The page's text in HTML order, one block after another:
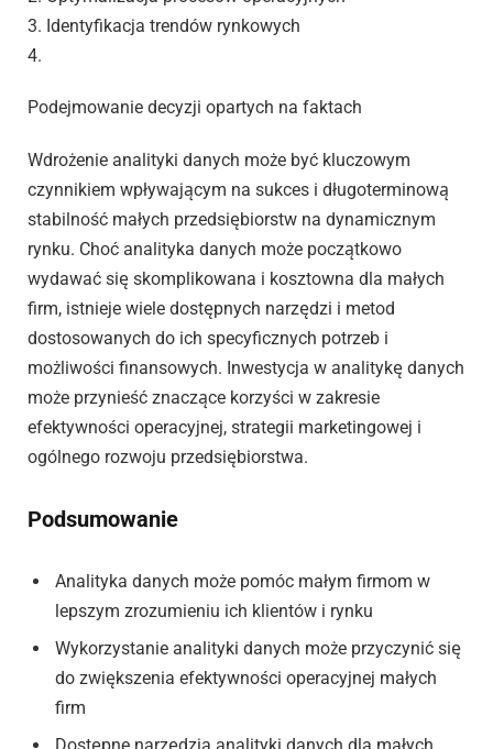
3. Identyfikacja trendów rynkowych
4.
Podejmowanie decyzji opartych na faktach
Wdrożenie analityki danych może być kluczowym
czynnikiem wpływającym na sukces i długoterminową
stabilność małych przedsiębiorstw na dynamicznym
rynku. Choć analityka danych może początkowo
wydawać się skomplikowana i kosztowna dla małych
firm, istnieje wiele dostępnych narzędzi i metod
dostosowanych do ich specyficznych potrzeb i
możliwości finansowych. Inwestycja w analitykę danych
może przynieść znaczące korzyści w zakresie
efektywności operacyjnej, strategii marketingowej i
ogólnego rozwoju przedsiębiorstwa.
Podsumowanie
Analityka danych może pomóc małym firmom w
lepszym zrozumieniu ich klientów i rynku
Wykorzystanie analityki danych może przyczynić się
do zwiększenia efektywności operacyjnej małych
firm
Dostępne narzędzia analityki danych dla małych